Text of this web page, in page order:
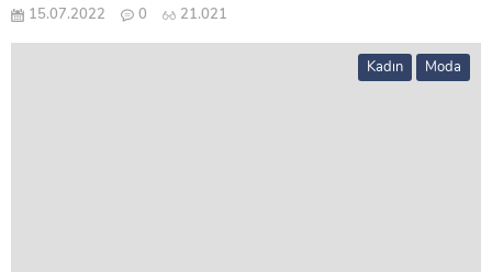
15.07.2022 0 21.021
Kadın Moda